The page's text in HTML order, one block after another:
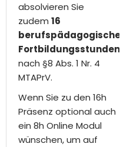
absolvieren Sie
zudem 16
berufspädagogische
Fortbildungsstunden
nach §8 Abs. 1 Nr. 4
MTAPrV.
Wenn Sie zu den 16h
Präsenz optional auch
ein 8h Online Modul
wünschen, um auf